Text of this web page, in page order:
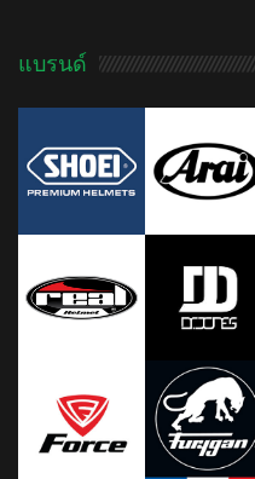
แบรนด์